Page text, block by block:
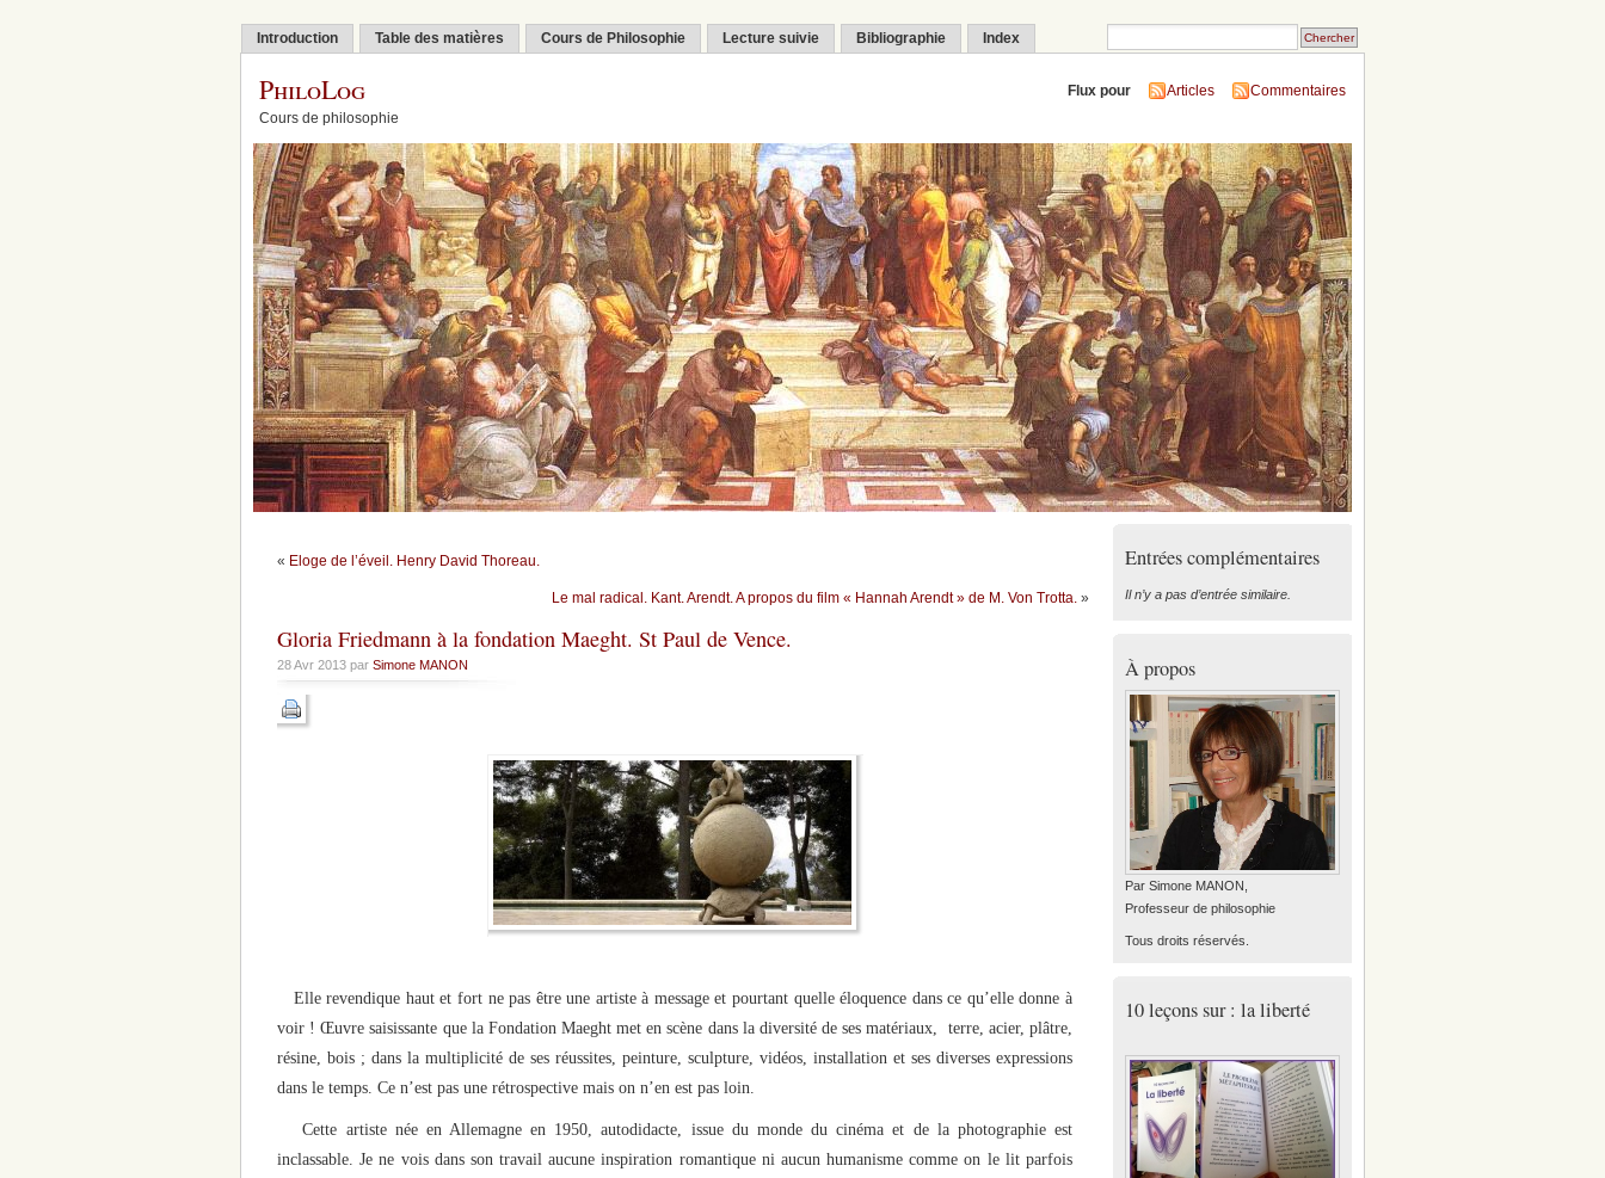
Introduction Table des matières Cours de Philosophie Lecture suivie Bibliographie Index
PhiloLog
Cours de philosophie
Flux pour Articles Commentaires
« Eloge de l’éveil. Henry David Thoreau.
Le mal radical. Kant. Arendt. A propos du film « Hannah Arendt » de M. Von Trotta. »
Gloria Friedmann à la fondation Maeght. St Paul de Vence.
28 Avr 2013 par Simone MANON
Elle revendique haut et fort ne pas être une artiste à message et pourtant quelle éloquence dans ce qu’elle donne à
voir ! Œuvre saisissante que la Fondation Maeght met en scène dans la diversité de ses matériaux, terre, acier, plâtre,
résine, bois ; dans la multiplicité de ses réussites, peinture, sculpture, vidéos, installation et ses diverses expressions
dans le temps. Ce n’est pas une rétrospective mais on n’en est pas loin.
Cette artiste née en Allemagne en 1950, autodidacte, issue du monde du cinéma et de la photographie est
inclassable. Je ne vois dans son travail aucune inspiration romantique ni aucun humanisme comme on le lit parfois
Entrées complémentaires
Il n’y a pas d’entrée similaire.
À propos
Par Simone MANON,
Professeur de philosophie
Tous droits réservés.
10 leçons sur : la liberté